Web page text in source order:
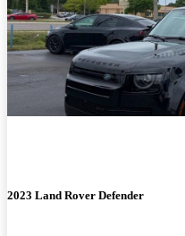
2023 Land Rover Defender